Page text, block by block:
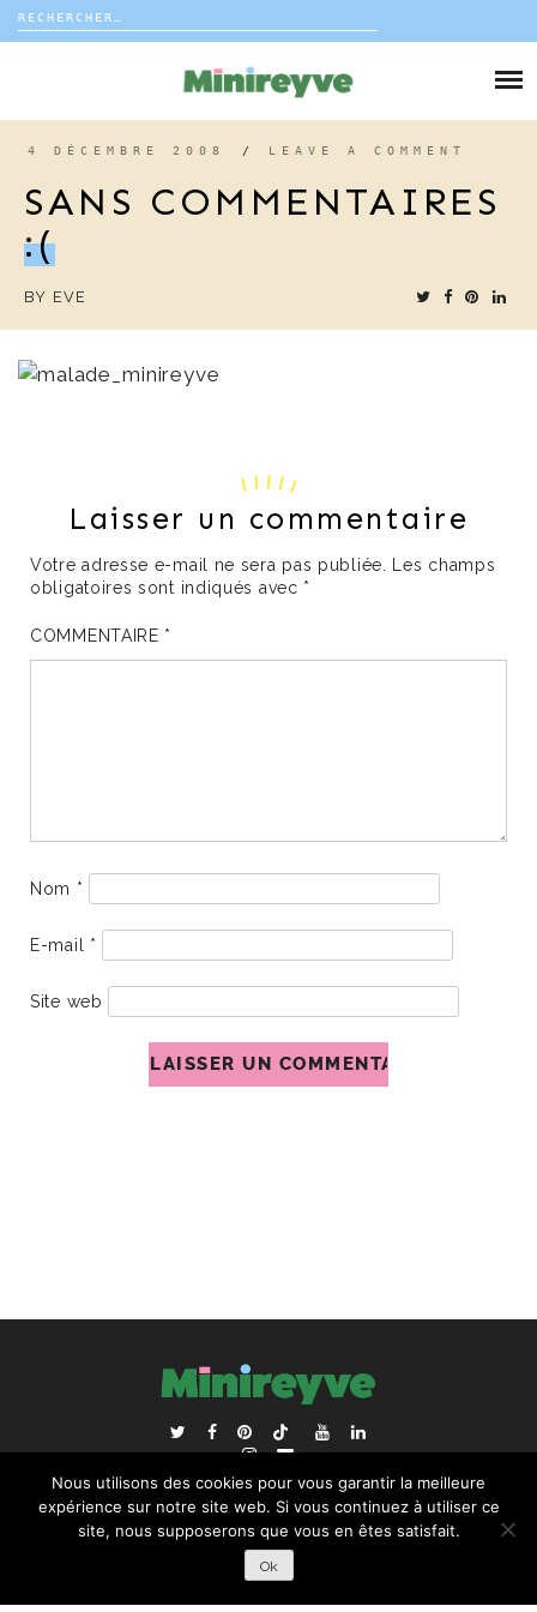
Rechercher :
VIE DE FAMILLE
DÉCO
4 DÉCEMBRE 2008 / LEAVE A COMMENT
SANS COMMENTAIRES
:(
BY EVE
Laisser un commentaire
Votre adresse e-mail ne sera pas publiée. Les champs
obligatoires sont indiqués avec *
COMMENTAIRE *
Nom *
E-mail *
Site web
ACCUEIL BLOGROLL
RECHERCHER :
Nous utilisons des cookies pour vous garantir la meilleure
expérience sur notre site web. Si vous continuez à utiliser ce
site, nous supposerons que vous en êtes satisfait.
Ok